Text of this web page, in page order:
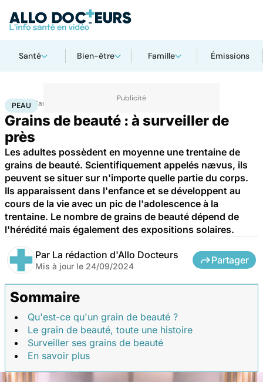
Santé Bien-être Famille Émissions
Accueil Santé Peau
PEAU
Grains de beauté : à surveiller de
près
Les adultes possèdent en moyenne une trentaine de
grains de beauté. Scientifiquement appelés nævus, ils
peuvent se situer sur n'importe quelle partie du corps.
Ils apparaissent dans l'enfance et se développent au
cours de la vie avec un pic de l'adolescence à la
trentaine. Le nombre de grains de beauté dépend de
l'hérédité mais également des expositions solaires.
Par La rédaction d'Allo Docteurs
Mis à jour le 24/09/2024
Partager
Sommaire
Qu'est-ce qu'un grain de beauté ?
Le grain de beauté, toute une histoire
Surveiller ses grains de beauté
En savoir plus